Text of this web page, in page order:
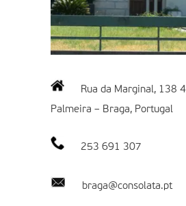
Rua da Marginal, 138
Palmeira – Braga, Portugal
253 691 307
braga@consolata.pt